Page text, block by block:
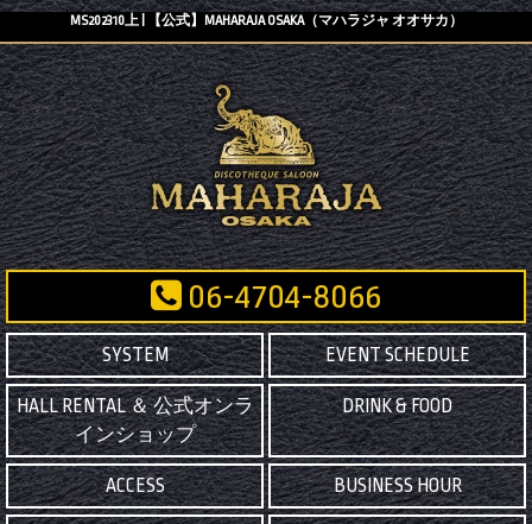
MS202310上 | 【公式】MAHARAJA OSAKA（マハラジャ オオサカ）
06-4704-8066
SYSTEM EVENT SCHEDULE
HALL RENTAL ＆ 公式オンラ
インショップ
DRINK & FOOD
ACCESS BUSINESS HOUR